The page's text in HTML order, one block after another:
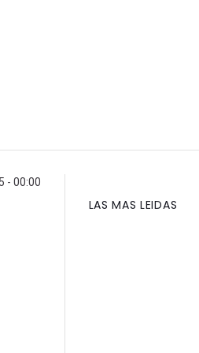
- 00:00
LAS MAS LEIDAS